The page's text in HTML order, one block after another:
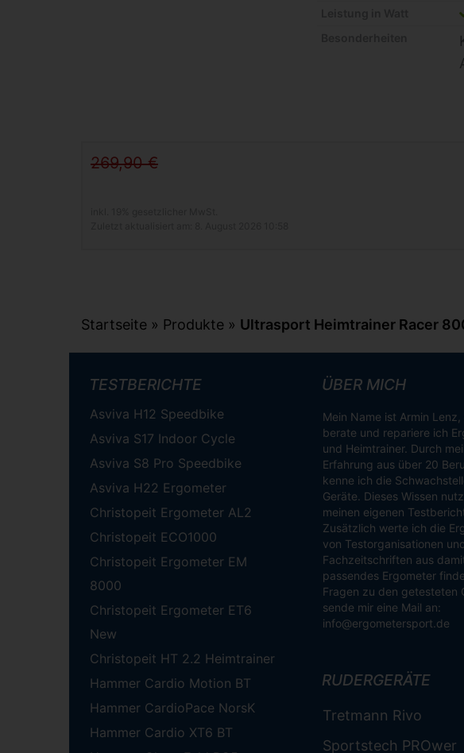
269,90 €
Startseite » Produkte » Ultrasport Heimtrainer Racer
TESTBERICHTE
Asviva H12 Speedbike
Asviva S17 Indoor Cycle
Asviva S8 Pro Speedbike
Asviva H22 Ergometer
Christopeit Ergometer AL2
Christopeit ECO1000
Christopeit Ergometer EM
8000
Christopeit Ergometer ET6
New
Christopeit HT 2.2 Heimtrainer
Hammer Cardio Motion BT
Hammer CardioPace NorsK
Hammer Cardio XT6 BT
ÜBER MICH
Mein Name ist Armin
berate und repariere ich
und Heimtrainer. Durch
Erfahrung aus über 20
kenne ich die
Geräte. Dieses Wissen
meinen eigenen
Zusätzlich werte ich die
von Testorganisationen und
Fachzeitschriften aus
passendes Ergometer
Fragen zu den getesteten
sende mir eine Mail an:
info@ergometersport.de
RUDERGERÄTE
Tretmann Rivo
Sportstech PROwer